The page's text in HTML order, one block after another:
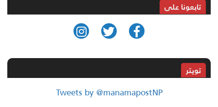
تابعونا على
تويتر
Tweets by @manamapostNP